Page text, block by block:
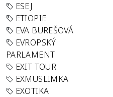
ESEJ
ETIOPIE
EVA BUREŠOVÁ
EVROPSKÝ
PARLAMENT
EXIT TOUR
EXMUSLIMKA
EXOTIKA